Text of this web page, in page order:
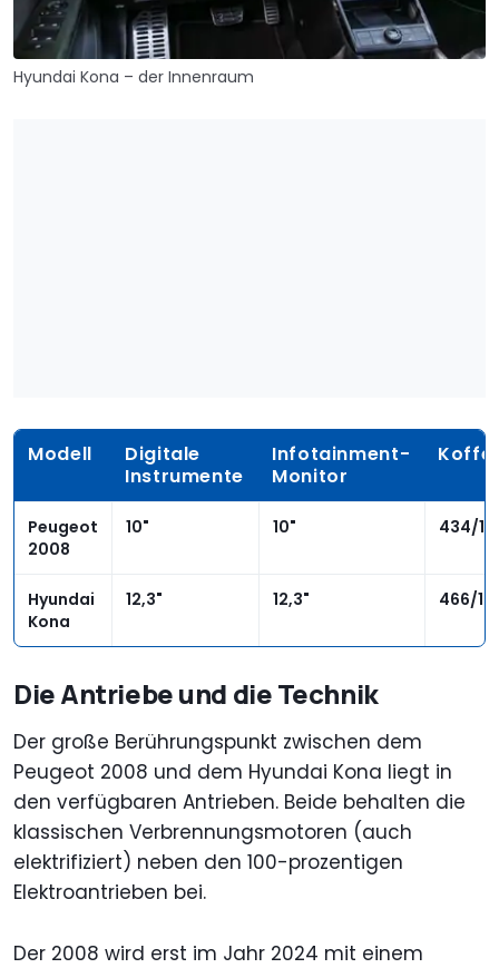
Hyundai Kona – der Innenraum
Modell
Digitale
Instrumente
Infotainment-
Monitor
Peugeot
2008
10" 10" 434/
Hyundai
Kona
12,3" 12,3" 466/
Die Antriebe und die Technik
Der große Berührungspunkt zwischen dem
Peugeot 2008 und dem Hyundai Kona liegt in
den verfügbaren Antrieben. Beide behalten die
klassischen Verbrennungsmotoren (auch
elektrifiziert) neben den 100-prozentigen
Elektroantrieben bei.
Der 2008 wird erst im Jahr 2024 mit einem